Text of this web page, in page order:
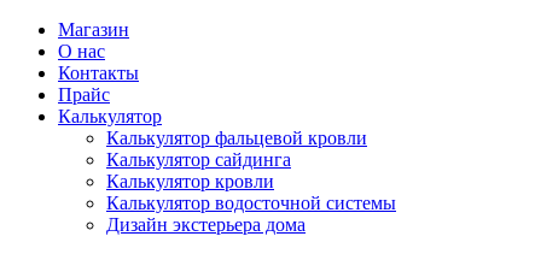
Магазин
О нас
Контакты
Прайс
Калькулятор
Калькулятор фальцевой кровли
Калькулятор сайдинга
Калькулятор кровли
Калькулятор водосточной системы
Дизайн экстерьера дома